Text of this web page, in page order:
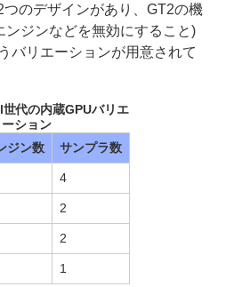
のデザインがあり、GT2の機
ジンなどを無効にすること)
バリエーションが用意されて
代の内蔵GPUバリエ
ーション
ジン数
サンプラ数
4
2
2
1